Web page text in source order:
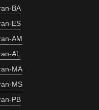
BA
ES
AM
AL
MA
MS
PB